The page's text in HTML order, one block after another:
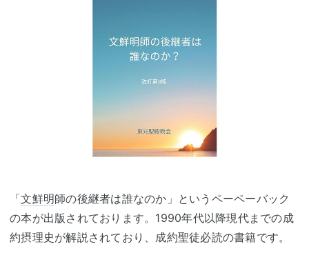
「文鮮明師の後継者は誰なのか」というペーペーバック
の本が出版されております。1990年代以降現代までの成
約摂理史が解説されており、成約聖徒必読の書籍です。